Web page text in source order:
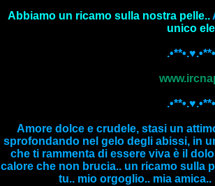
Abbiamo un ricamo sulla nostra pelle..
unico
Amore dolce e crudele, stasi un
sprofondando nel gelo degli abissi, in
che ti rammenta di essere viva è il
calore che non brucia.. un ricamo sulla
tu.. mio orgoglio.. mia